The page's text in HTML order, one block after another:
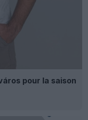
pour la saison